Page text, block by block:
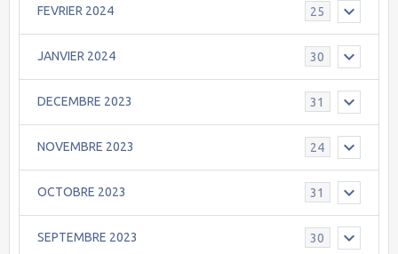
FEVRIER 2024 25
JANVIER 2024 30
DECEMBRE 2023 31
NOVEMBRE 2023 24
OCTOBRE 2023 31
SEPTEMBRE 2023 30